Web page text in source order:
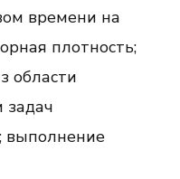
времени на
плотность;
области
задач
выполнение